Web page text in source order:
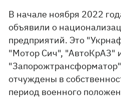
В начале ноября 2022
объявили о
предприятий. Это
"Мотор Сич", "АвтоКрАЗ"
отчуждены в
период военного